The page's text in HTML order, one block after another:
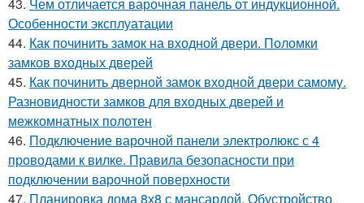
43. Чем отличается варочная панель от индукционной.
Особенности эксплуатации
44. Как починить замок на входной двери. Поломки
замков входных дверей
45. Как починить дверной замок входной двери самому.
Разновидности замков для входных дверей и
межкомнатных полотен
46. Подключение варочной панели электролюкс с 4
проводами к вилке. Правила безопасности при
подключении варочной поверхности
47. Планировка дома 8х8 с мансардой. Обустройство